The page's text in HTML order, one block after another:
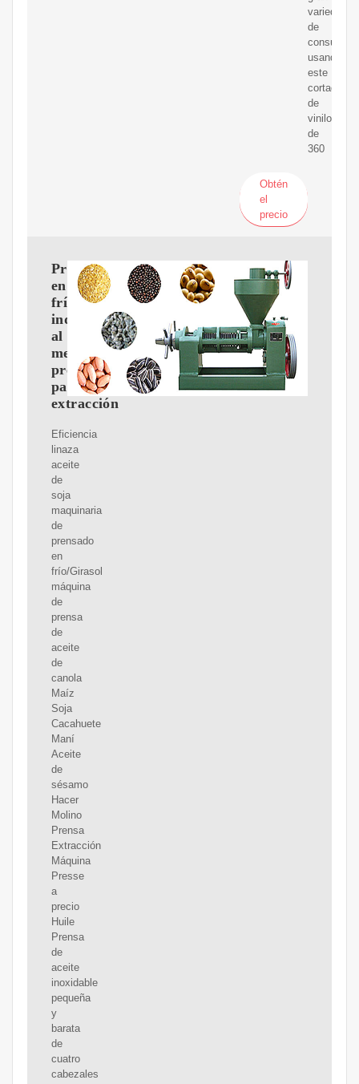
variedad
de
usando
este
cortador
de
vinilo
de
360
Obtén
el
precio
Prensa
en
frío
industrial
al
mejor
precio
para
extracción
Eficiencia
linaza
aceite
de
soja
maquinaria
de
prensado
en
frío/Girasol
máquina
de
prensa
de
aceite
de
canola
Maíz
Soja
Cacahuete
Maní
Aceite
de
sésamo
Hacer
Molino
Prensa
Extracción
Máquina
Presse
a
precio
Huile
Prensa
de
aceite
inoxidable
pequeña
y
barata
de
cuatro
cabezales